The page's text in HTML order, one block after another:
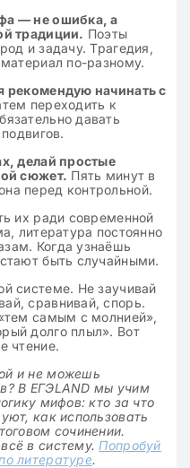
— не ошибка, а
традиции. Поэты
и задачу. Трагедия,
по-разному.
рекомендую начинать с
переходить к
давать
делай простые
сюжет. Пять минут в
перед контрольной.
их ради современной
литература постоянно
Когда узнаёшь
быть случайными.
системе. Не заучивай
сравнивай, спорь.
самым с молнией»,
долго плыл». Вот
чтение.
и не можешь
В ЕГЭLAND мы учим
мифов: кто за что
как использовать
сочинении.
в систему. Попробуй
литературе.